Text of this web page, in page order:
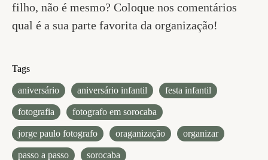
filho, não é mesmo? Coloque nos comentários
qual é a sua parte favorita da organização!
Tags
aniversário aniversário infantil festa infantil
fotografia fotografo em sorocaba
jorge paulo fotografo oraganização organizar
passo a passo sorocaba